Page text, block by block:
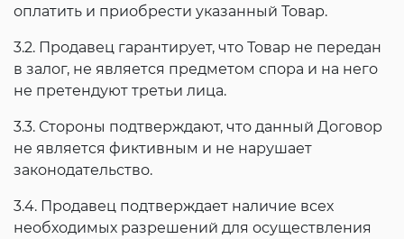
оплатить и приобрести указанный Товар.
3.2. Продавец гарантирует, что Товар не передан
в залог, не является предметом спора и на него
не претендуют третьи лица.
3.3. Стороны подтверждают, что данный Договор
не является фиктивным и не нарушает
законодательство.
3.4. Продавец подтверждает наличие всех
необходимых разрешений для осуществления